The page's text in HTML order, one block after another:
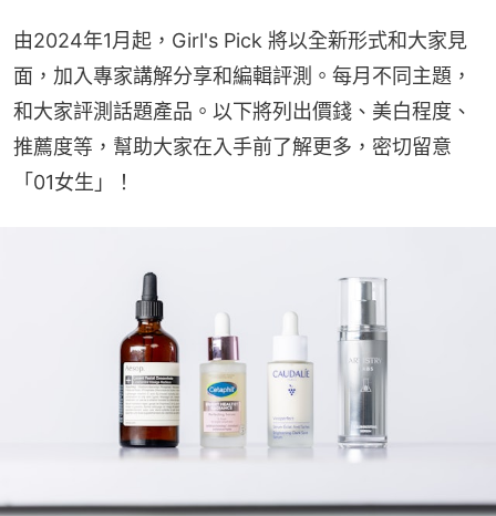
由2024年1月起，Girl's Pick 將以全新形式和大家見
面，加入專家講解分享和編輯評測。每月不同主題，
和大家評測話題產品。以下將列出價錢、美白程度、
推薦度等，幫助大家在入手前了解更多，密切留意
「01女生」！